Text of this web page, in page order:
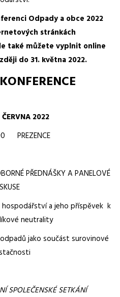
Odpady a obce 2022
stránkách
také můžete vyplnit online
do 31. května 2022.
2022
PREZENCE
PŘEDNÁŠKY A PANELOVÉ
a jeho příspěvek k
neutrality
součást surovinové
SETKÁNÍ